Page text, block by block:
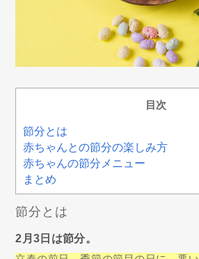
目次
節分とは
赤ちゃんとの節分の楽しみ方
赤ちゃんの節分メニュー
まとめ
節分とは
2月3日は節分。